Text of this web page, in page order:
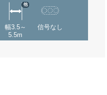
幅3.5～
5.5m
他
信号なし